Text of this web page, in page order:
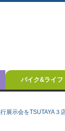
バイク&ライフ
展示会をTSUTAYA３